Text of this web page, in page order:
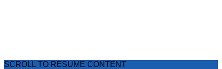
SCROLL TO RESUME CONTENT